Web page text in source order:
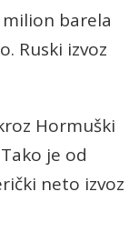
barela
Ruski izvoz
Hormuški
je od
neto izvoz